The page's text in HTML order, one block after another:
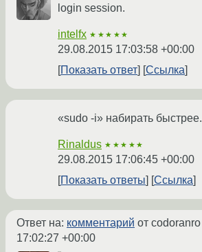
login session.
intelfx ★★★★★
29.08.2015 17:03:58 +00:00
Показать ответ
Ссылка
«sudo -i» набирать быстрее.
Rinaldus ★★★★★
29.08.2015 17:06:45 +00:00
Показать ответы
Ссылка
Ответ на: комментарий от codoranro
17:02:27 +00:00